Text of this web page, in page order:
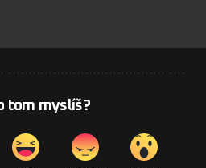
tom myslíš?